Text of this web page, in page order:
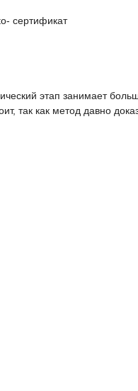
сертификат
этап занимает
так как метод давно